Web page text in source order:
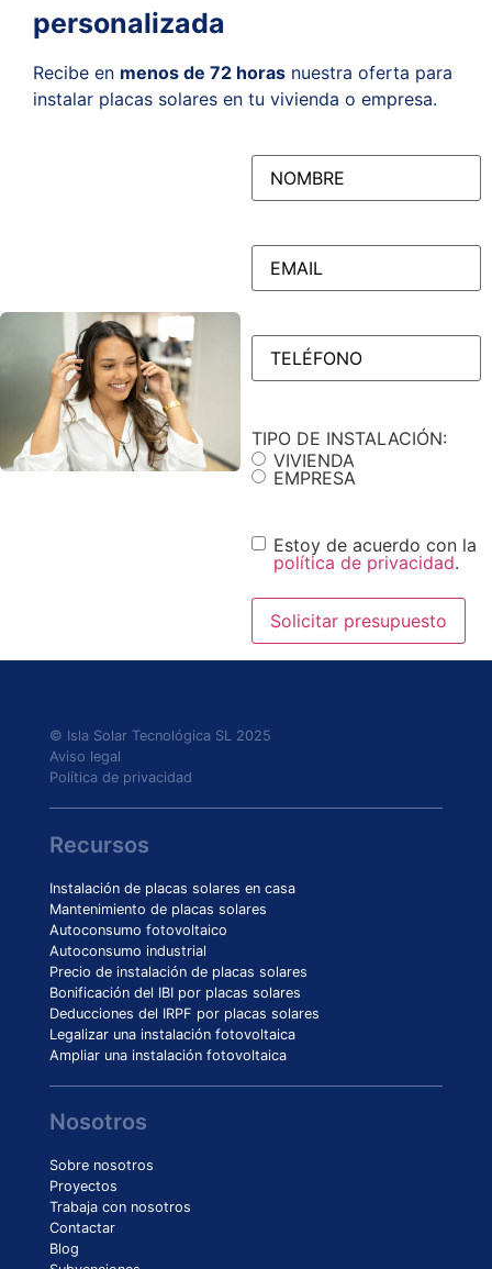
personalizada
Recibe en menos de 72 horas nuestra oferta para
instalar placas solares en tu vivienda o empresa.
NOMBRE(Obligatorio)
EMAIL(Obligatorio)
TELÉFONO(Obligatorio)
TIPO DE INSTALACIÓN:
VIVIENDA
EMPRESA
Consentimiento
Estoy de acuerdo con la
política de privacidad.
© Isla Solar Tecnológica SL 2025
Aviso legal
Política de privacidad
Recursos
Instalación de placas solares en casa
Mantenimiento de placas solares
Autoconsumo fotovoltaico
Autoconsumo industrial
Precio de instalación de placas solares
Bonificación del IBI por placas solares
Deducciones del IRPF por placas solares
Legalizar una instalación fotovoltaica
Ampliar una instalación fotovoltaica
Nosotros
Sobre nosotros
Proyectos
Trabaja con nosotros
Contactar
Blog